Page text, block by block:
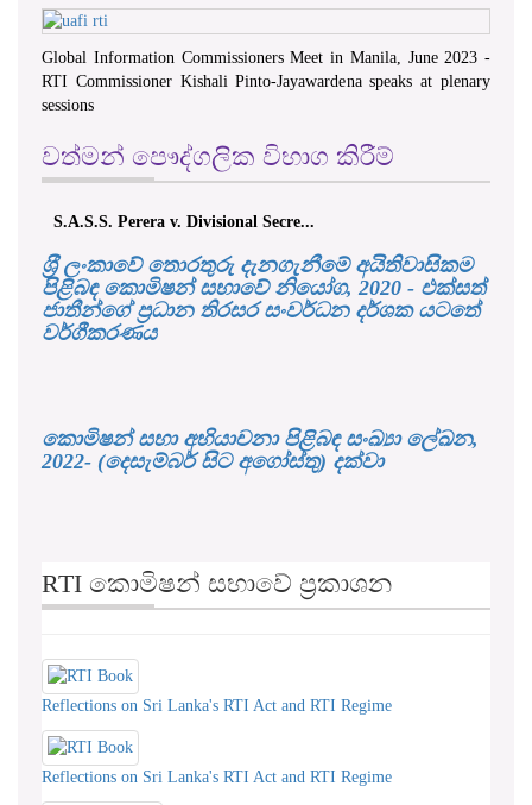
Global Information Commissioners Meet in Manila, June 2023 -
RTI Commissioner Kishali Pinto-Jayawardena speaks at plenary
sessions
වත්මන් පෞද්ගලික විභාග කිරීම්
S.A.S.S. Perera v. Divisional Secre...
ශ‍්‍රී ලංකාවේ තොරතුරු දැනගැනීමේ අයිතිවාසිකම
පිළිබඳ කොමිෂන් සභාවේ නියෝග, 2020 - එක්සත්
ජාතීන්ගේ ප්‍රධාන තිරසර සංවර්ධන දර්ශක යටතේ
වර්ගීකරණය
කොමිෂන් සභා අභියාචනා පිළිබඳ සංඛ්‍යා ලේඛන,
2022- (දෙසැම්බර් සිට අගෝස්තු) දක්වා
RTI කොමිෂන් සභාවේ ප්‍රකාශන
Reflections on Sri Lanka's RTI Act and RTI Regime
Reflections on Sri Lanka's RTI Act and RTI Regime